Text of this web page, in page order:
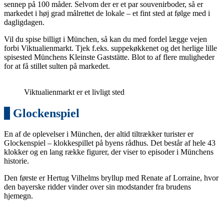
sennep på 100 måder. Selvom der er et par souvenirboder, så er
markedet i høj grad målrettet de lokale – et fint sted at følge med i
dagligdagen.
Vil du spise billigt i München, så kan du med fordel lægge vejen
forbi Viktualienmarkt. Tjek f.eks. suppekøkkenet og det herlige lille
spisested Münchens Kleinste Gaststätte. Blot to af flere muligheder
for at få stillet sulten på markedet.
Viktualienmarkt er et livligt sted
Glockenspiel
En af de oplevelser i München, der altid tiltrækker turister er
Glockenspiel – klokkespillet på byens rådhus. Det består af hele 43
klokker og en lang række figurer, der viser to episoder i Münchens
historie.
Den første er Hertug Vilhelms bryllup med Renate af Lorraine, hvor
den bayerske ridder vinder over sin modstander fra brudens
hjemegn.